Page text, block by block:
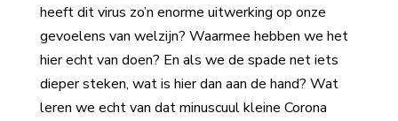
heeft dit virus zo’n enorme uitwerking op onze
gevoelens van welzijn? Waarmee hebben we het
hier echt van doen? En als we de spade net iets
dieper steken, wat is hier dan aan de hand? Wat
leren we echt van dat minuscuul kleine Corona